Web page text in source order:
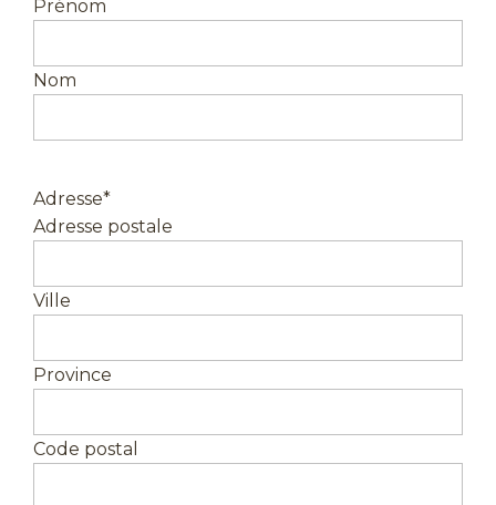
Prénom
Nom
Adresse*
Adresse postale
Ville
Province
Code postal